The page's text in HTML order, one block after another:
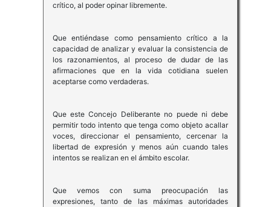
crítico, al poder opinar libremente.
Que entiéndase como pensamiento crítico a la
capacidad de analizar y evaluar la consistencia de
los razonamientos, al proceso de dudar de las
afirmaciones que en la vida cotidiana suelen
aceptarse como verdaderas.
Que este Concejo Deliberante no puede ni debe
permitir todo intento que tenga como objeto acallar
voces, direccionar el pensamiento, cercenar la
libertad de expresión y menos aún cuando tales
intentos se realizan en el ámbito escolar.
Que vemos con suma preocupación las
expresiones, tanto de las máximas autoridades